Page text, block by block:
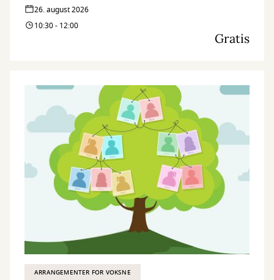
26. august 2026
10:30 - 12:00
Gratis
ARRANGEMENTER FOR VOKSNE